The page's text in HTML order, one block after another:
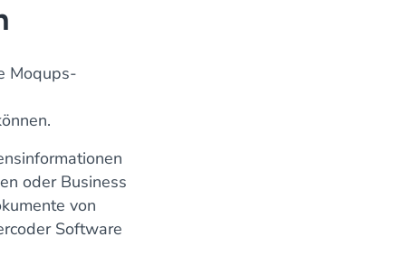
Moqups-
oder Business
von
Software